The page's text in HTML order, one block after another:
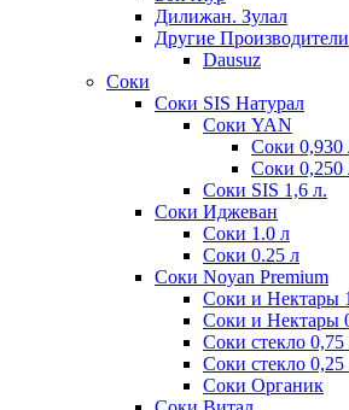
Дилижан. Зулал
Другие Производители
Dausuz
Соки
Соки SIS Натурал
Соки YAN
Соки 0,930
Соки 0,250
Соки SIS 1,6 л.
Соки Иджеван
Соки 1.0 л
Соки 0.25 л
Соки Noyan Premium
Соки и Нектары
Соки и Нектары
Соки стекло 0,75
Соки стекло 0,25
Соки Органик